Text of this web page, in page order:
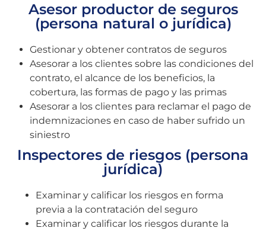
Asesor productor de seguros
(persona natural o jurídica)
Gestionar y obtener contratos de seguros
Asesorar a los clientes sobre las condiciones del
contrato, el alcance de los beneficios, la
cobertura, las formas de pago y las primas
Asesorar a los clientes para reclamar el pago de
indemnizaciones en caso de haber sufrido un
siniestro
Inspectores de riesgos (persona
jurídica)
Examinar y calificar los riesgos en forma
previa a la contratación del seguro
Examinar y calificar los riesgos durante la